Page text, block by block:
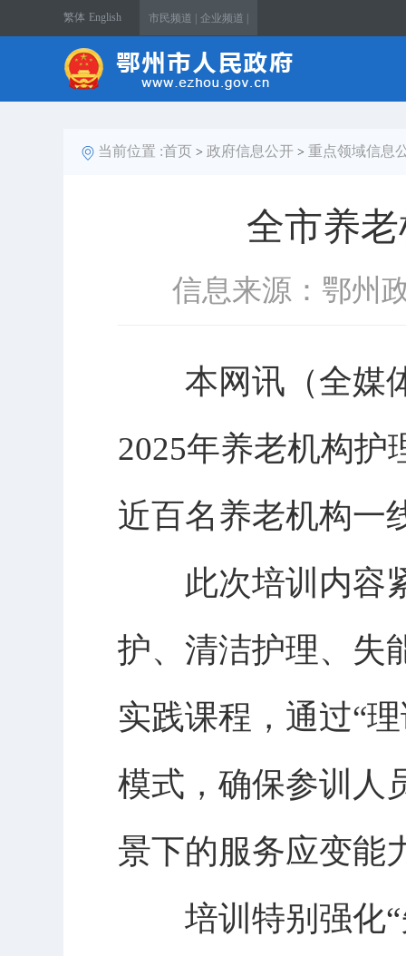
繁体 English 市民频道 | 企业频道 |
当前位置 :首页 > 政府信息公开 > 重点领域信息
全市养
信息来源：鄂州
本网讯（全媒体
2025年养老机构护
近百名养老机构一
此次培训内容紧
护、清洁护理、失
实践课程，通过“
模式，确保参训人
景下的服务应变能
培训特别强化“